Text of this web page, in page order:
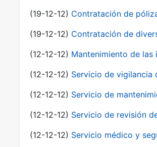
(19-12-12) Contratación de
(19-12-12) Contratación de
(12-12-12) Mantenimiento de las
(12-12-12) Servicio de vigilancia
(12-12-12) Servicio de
(12-12-12) Servicio de revisión
(12-12-12) Servicio médico y